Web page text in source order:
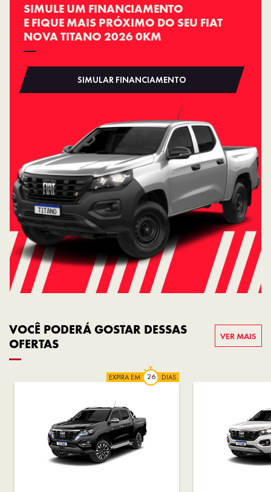
SIMULE UM FINANCIAMENTO
E FIQUE MAIS PRÓXIMO DO SEU FIAT
NOVA TITANO 2026 0KM
SIMULAR FINANCIAMENTO
VOCÊ PODERÁ GOSTAR DESSAS
OFERTAS
VER MAIS
EXPIRA EM DIAS